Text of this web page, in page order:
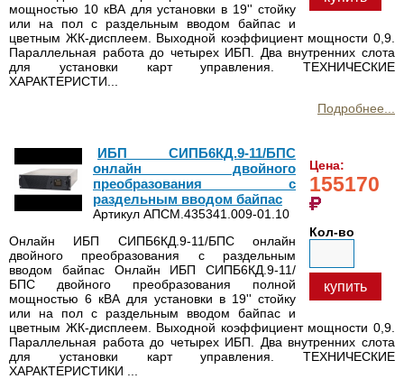
мощностью 10 кВА для установки в 19'' стойку
или на пол с раздельным вводом байпас и
цветным ЖК-дисплеем. Выходной коэффициент мощности 0,9.
Параллельная работа до четырех ИБП. Два внутренних слота
для установки карт управления. ТЕХНИЧЕСКИЕ
ХАРАКТЕРИСТИ...
Подробнее...
Цена:
155170
Кол-во
купить
ИБП СИПБ6КД.9-11/БПС
онлайн двойного
преобразования с
раздельным вводом байпас
Артикул АПСМ.435341.009-01.10
Онлайн ИБП СИПБ6КД.9-11/БПС онлайн
двойного преобразования с раздельным
вводом байпас Онлайн ИБП СИПБ6КД.9-11/
БПС двойного преобразования полной
мощностью 6 кВА для установки в 19'' стойку
или на пол с раздельным вводом байпас и
цветным ЖК-дисплеем. Выходной коэффициент мощности 0,9.
Параллельная работа до четырех ИБП. Два внутренних слота
для установки карт управления. ТЕХНИЧЕСКИЕ
ХАРАКТЕРИСТИКИ ...